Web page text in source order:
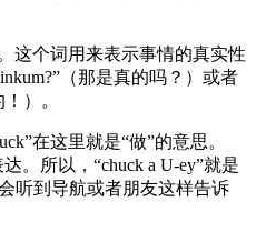
这个词用来表示事情的真实性
（那是真的吗？）或者
）。
在这里就是“做”的意思。
。所以，“chuck a U-ey”就是
听到导航或者朋友这样告诉